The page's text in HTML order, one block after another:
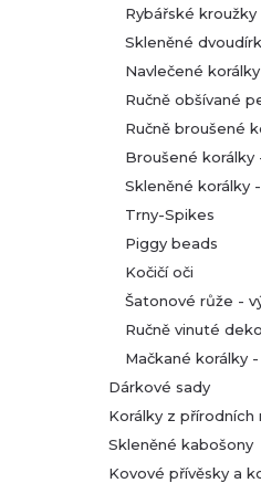
Rybářské kroužky
Skleněné
Navlečené korálky
Ručně obšívané
Ručně broušené
Broušené korálky
Skleněné korálky
Trny-Spikes
Piggy beads
Kočičí oči
Šatonové růže -
Ručně vinuté
Mačkané korálky
Dárkové sady
Korálky z přírodních
Skleněné kabošony
Kovové přívěsky a